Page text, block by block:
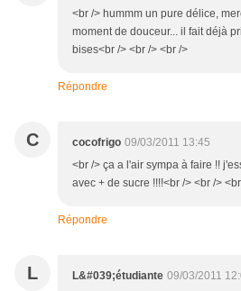
<br /> hummm un pure délice,
moment de douceur... il fait déjà
bises<br /> <br /> <br />
Répondre
C cocofrigo 09/03/2011 13:45
<br /> ça a l'air sympa à faire !!
avec + de sucre !!!!<br /> <br />
Répondre
L L&#039;étudiante 09/03/2011